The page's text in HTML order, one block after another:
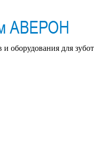
оборудования для